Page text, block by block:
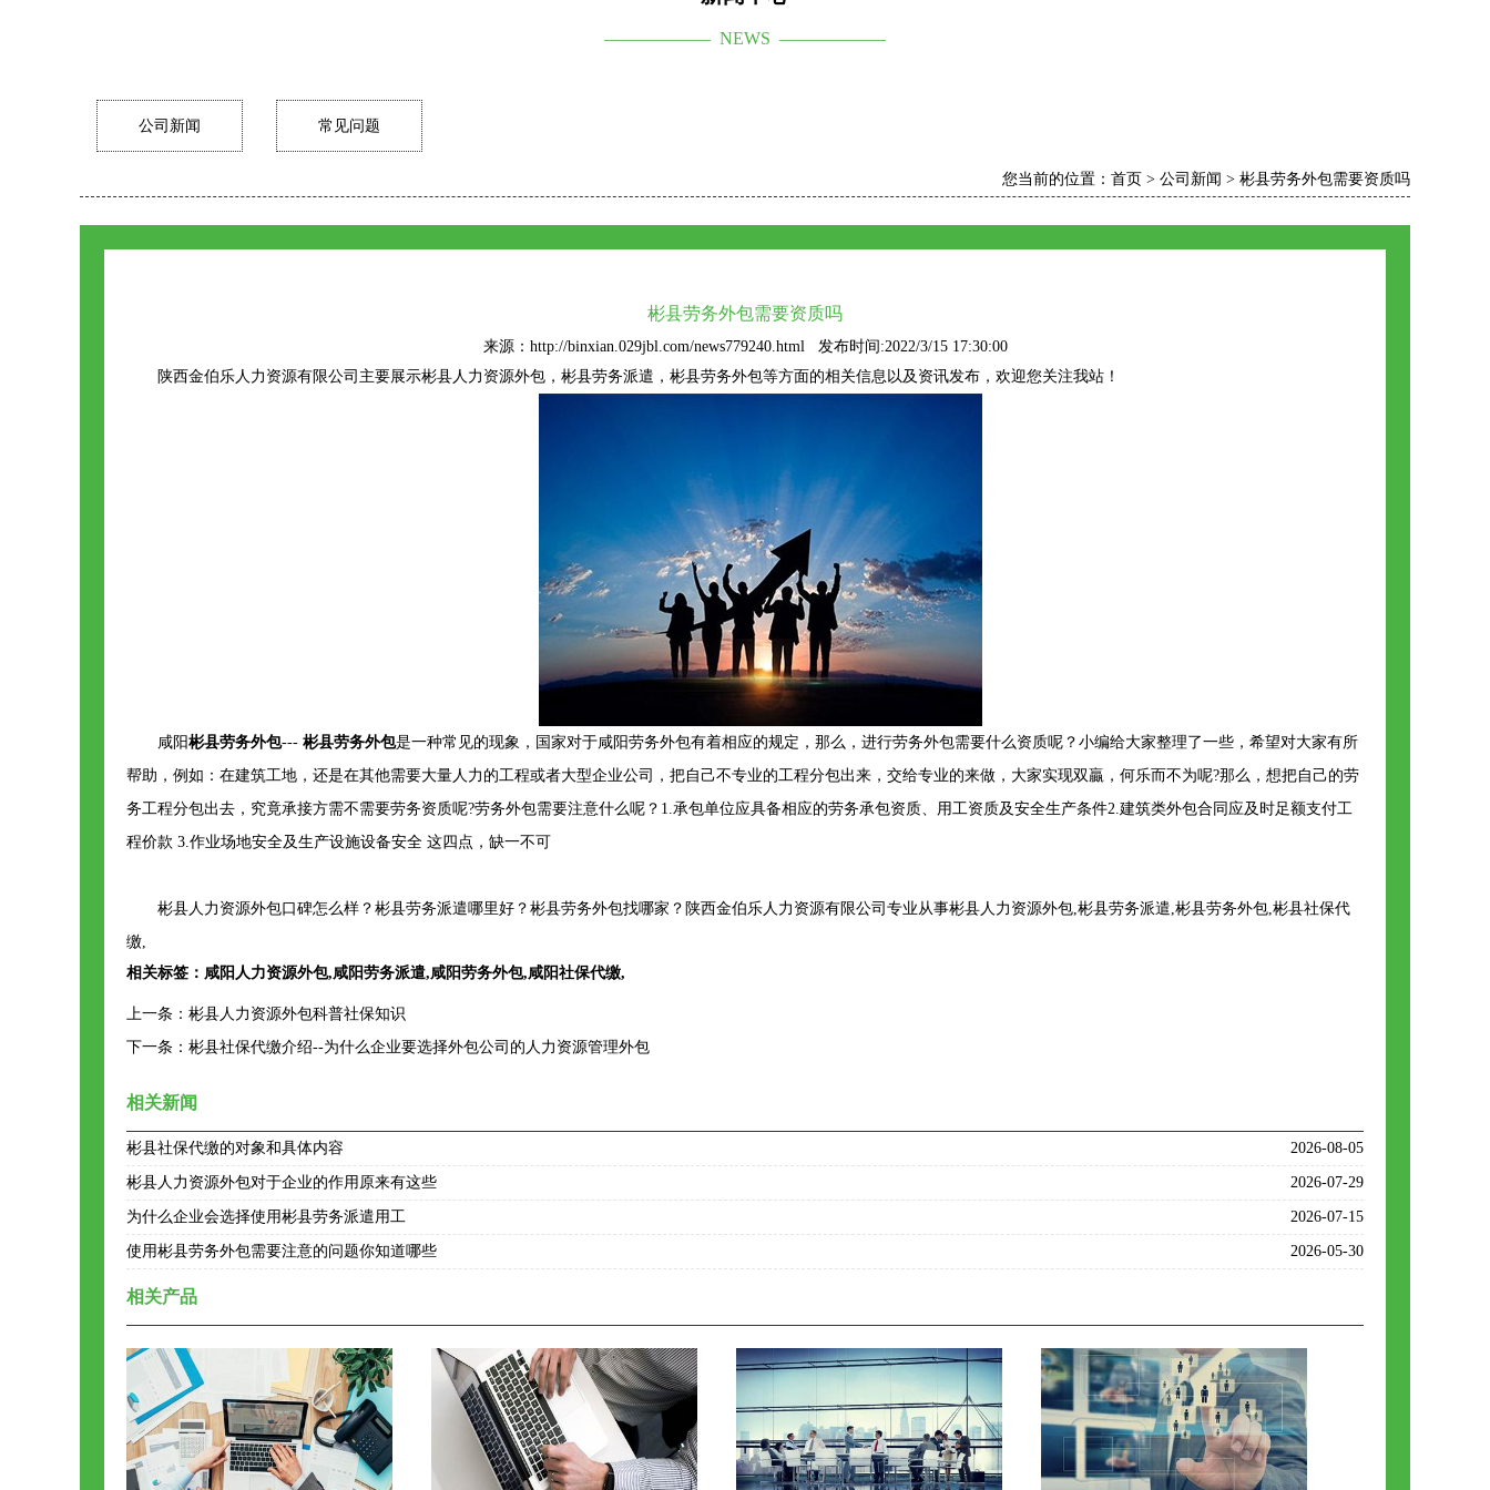
—————— NEWS ——————
公司新闻 常见问题
您当前的位置： 首页 > 公司新闻 > 彬县劳务外包需要资质吗
彬县劳务外包需要资质吗
来源：http://binxian.029jbl.com/news779240.html 发布时间:2022/3/15 17:30:00
陕西金伯乐人力资源有限公司主要展示彬县人力资源外包 ，彬县劳务派遣，彬县劳务外包等方面的相关信息以及资讯发布，欢迎您关注我站！
咸阳彬县劳务外包--- 彬县劳务外包是一种常见的现象，国家对于咸阳劳务外包有着相应的规定，那么，进行劳务外包需要什么资质呢？小编给大家整理了一些，希望对大家有所
帮助，例如：在建筑工地，还是在其他需要大量人力的工程或者大型企业公司，把自己不专业的工程分包出来，交给专业的来做，大家实现双贏，何乐而不为呢?那么，想把自己的劳
务工程分包出去，究竟承接方需不需要劳务资质呢?劳务外包需要注意什么呢？1.承包单位应具备相应的劳务承包资质、用工资质及安全生产条件2.建筑类外包合同应及时足额支付工
程价款 3.作业场地安全及生产设施设备安全 这四点，缺一不可
彬县人力资源外包口碑怎么样？彬县劳务派遣哪里好？彬县劳务外包找哪家？陕西金伯乐人力资源有限公司专业从事彬县人力资源外包,彬县劳务派遣,彬县劳务外包,彬县社保代
缴,
相关标签： 咸阳人力资源外包,咸阳劳务派遣,咸阳劳务外包,咸阳社保代缴,
上一条： 彬县人力资源外包科普社保知识
下一条： 彬县社保代缴介绍--为什么企业要选择外包公司的人力资源管理外包
相关新闻
彬县社保代缴的对象和具体内容 2026-08-05
彬县人力资源外包对于企业的作用原来有这些 2026-07-29
为什么企业会选择使用彬县劳务派遣用工 2026-07-15
使用彬县劳务外包需要注意的问题你知道哪些 2026-05-30
相关产品